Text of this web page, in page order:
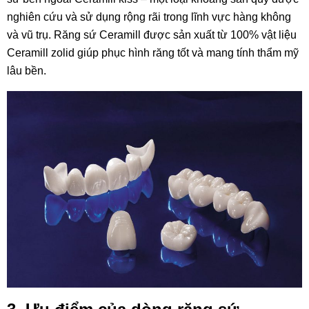
nghiên cứu và sử dụng rộng rãi trong lĩnh vực hàng không
và vũ trụ. Răng sứ Ceramill được sản xuất từ 100% vật liệu
Ceramill zolid giúp phục hình răng tốt và mang tính thẩm mỹ
lâu bền.